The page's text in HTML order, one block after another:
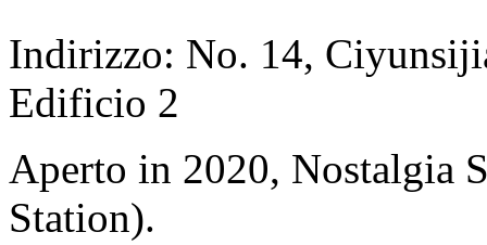
Indirizzo: No. 14,
Edificio 2
Aperto in 2020, Nostalgia
Station).